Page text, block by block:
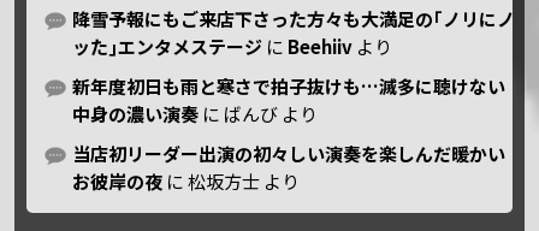
降雪予報にもご来店下さった方々も大満足の｢ノリにノ
ッた｣エンタメステージ に Beehiiv より
新年度初日も雨と寒さで拍子抜けも…滅多に聴けない
中身の濃い演奏 に ばんび より
当店初リーダー出演の初々しい演奏を楽しんだ暖かい
お彼岸の夜 に松坂方士 より